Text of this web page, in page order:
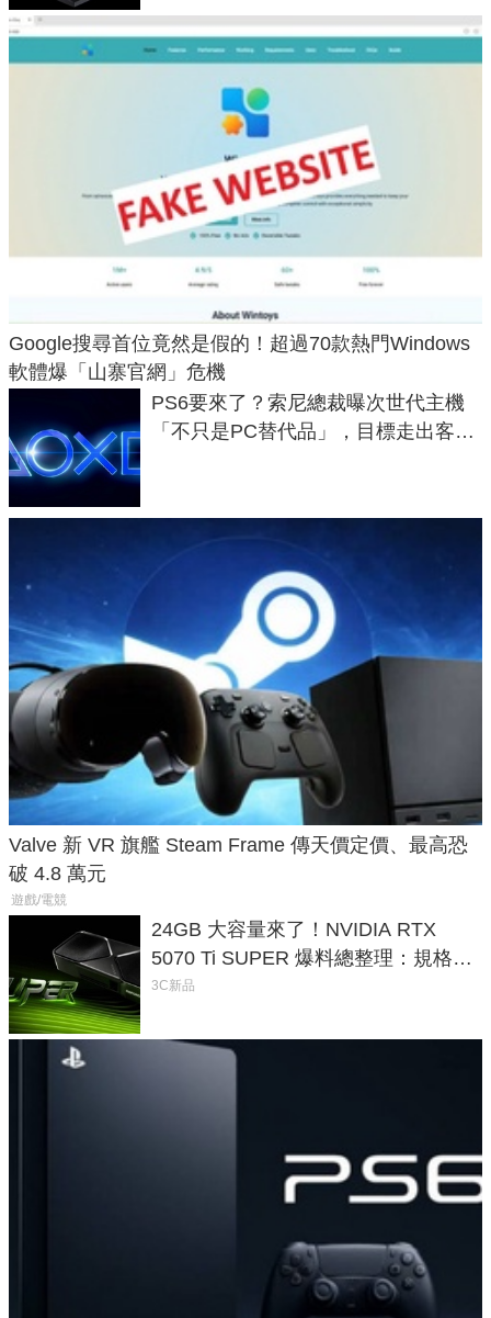
Google搜尋首位竟然是假的！超過70款熱門Windows
軟體爆「山寨官網」危機
PS6要來了？索尼總裁曝次世代主機
「不只是PC替代品」，目標走出客
Valve 新 VR 旗艦 Steam Frame 傳天價定價、最高恐
破 4.8 萬元
遊戲/電競
24GB 大容量來了！NVIDIA RTX
5070 Ti SUPER 爆料總整理：規格、
功耗、上市時間
3C新品